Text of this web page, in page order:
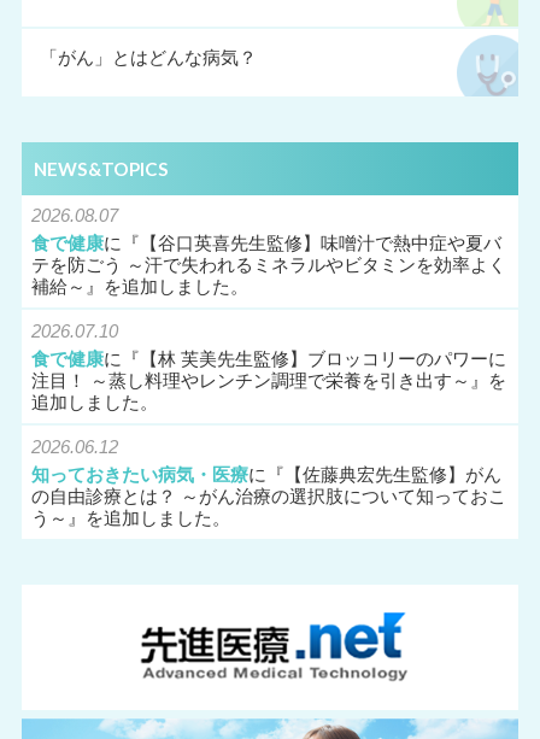
「がん」とはどんな病気？
NEWS&TOPICS
2026.08.07
食で健康に『 【谷口英喜先生監修】味噌汁で熱中症や夏バ
テを防ごう ～汗で失われるミネラルやビタミンを効率よく
補給～ 』を追加しました。
2026.07.10
食で健康に『 【林 芙美先生監修】ブロッコリーのパワーに
注目！ ～蒸し料理やレンチン調理で栄養を引き出す～ 』を
追加しました。
2026.06.12
知っておきたい病気・医療に『 【佐藤典宏先生監修】がん
の自由診療とは？ ～がん治療の選択肢について知っておこ
う～ 』を追加しました。